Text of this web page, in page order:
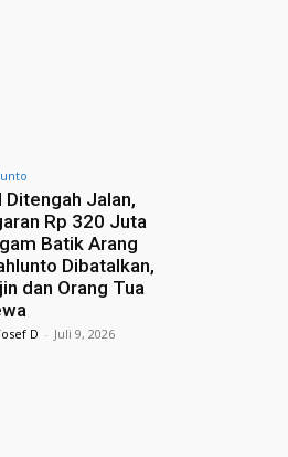
Ditengah Jalan,
Rp 320 Juta
Batik Arang
Dibatalkan,
dan Orang Tua
D - Juli 9, 2026